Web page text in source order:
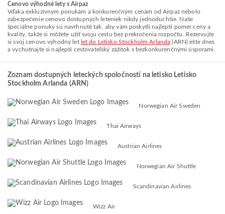
Cenovo výhodné lety s Airpaz
Vďaka exkluzívnym ponukám a konkurenčným cenám od Airpaz nebolo
zabezpečenie cenovo dostupných leteniek nikdy jednoduchšie. Naše
špeciálne ponuky sú navrhnuté tak, aby vám poskytli najlepší pomer ceny a
kvality, takže si môžete užiť svoju cestu bez prekročenia rozpočtu. Rezervujte
si svoj cenovo výhodný let let do Letisko Stockholm Arlanda (ARN) ešte dnes
a vychutnajte si najlepší cestovateľský zážitok s bezkonkurenčnými úsporami.
Zoznam dostupných leteckých spoločností na letisko Letisko
Stockholm Arlanda (ARN)
Norwegian Air Sweden
Thai Airways
Austrian Airlines
Norwegian Air Shuttle
Scandinavian Airlines
Wizz Air